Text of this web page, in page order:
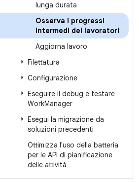
lunga durata
Osserva i progressi
intermedi dei lavoratori
Aggiorna lavoro
Filettatura
Configurazione
Eseguire il debug e testare
WorkManager
Esegui la migrazione da
soluzioni precedenti
Ottimizza l'uso della batteria
per le API di pianificazione
delle attività